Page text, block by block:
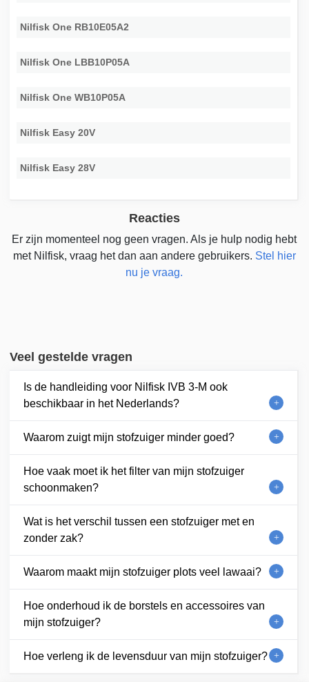
Nilfisk One RB10E05A2
Nilfisk One LBB10P05A
Nilfisk One WB10P05A
Nilfisk Easy 20V
Nilfisk Easy 28V
Reacties
Er zijn momenteel nog geen vragen. Als je hulp nodig hebt
met Nilfisk, vraag het dan aan andere gebruikers. Stel hier
nu je vraag.
Veel gestelde vragen
Is de handleiding voor Nilfisk IVB 3-M ook
beschikbaar in het Nederlands?
Waarom zuigt mijn stofzuiger minder goed?
Hoe vaak moet ik het filter van mijn stofzuiger
schoonmaken?
Wat is het verschil tussen een stofzuiger met en
zonder zak?
Waarom maakt mijn stofzuiger plots veel lawaai?
Hoe onderhoud ik de borstels en accessoires van
mijn stofzuiger?
Hoe verleng ik de levensduur van mijn stofzuiger?